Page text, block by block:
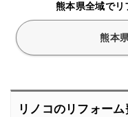
熊本県全域でリ
熊本
リノコのリフォー